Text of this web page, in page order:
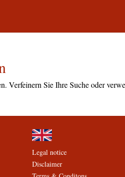
Verfeinern Sie Ihre Suche oder
Legal notice
Disclaimer